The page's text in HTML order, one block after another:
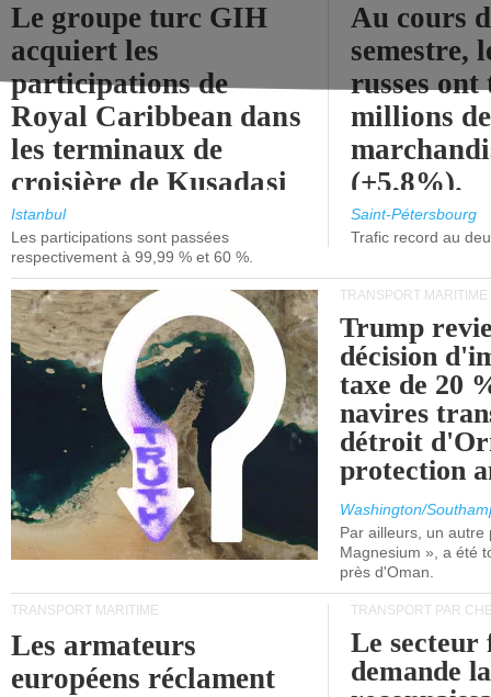
Le groupe turc GIH
acquiert les
participations de
Royal Caribbean dans
les terminaux de
croisière de Kusadasi
et de Lisbonne.
Istanbul
Les participations sont passées
respectivement à 99,99 % et 60 %.
Au cours
semestre,
russes
millions
(+5,8%).
Saint-Pétersbourg
Trafic record au
TRANSPORT MARITIME
Trump
décision
taxe de 20
navires
détroit
protection
Washington/
Par ailleurs, un autre
Magnesium », a été
près d'Oman.
TRANSPORT MARITIME
Les armateurs
européens réclament
TRANSPORT PAR
Le
demande la